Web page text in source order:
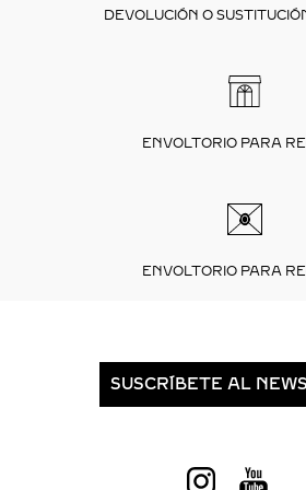
DEVOLUCIÓN O
ENVOLTORIO PARA
ENVOLTORIO PARA
SUSCRÍBETE AL